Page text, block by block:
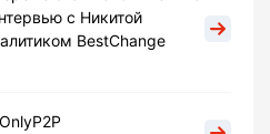
с Никитой
BestChange